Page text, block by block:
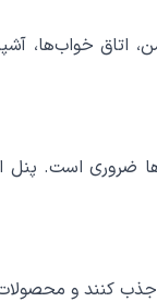
اتاق خواب‌ها،